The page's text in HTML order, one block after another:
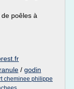
poêles à
/ godin
cheminee philippe